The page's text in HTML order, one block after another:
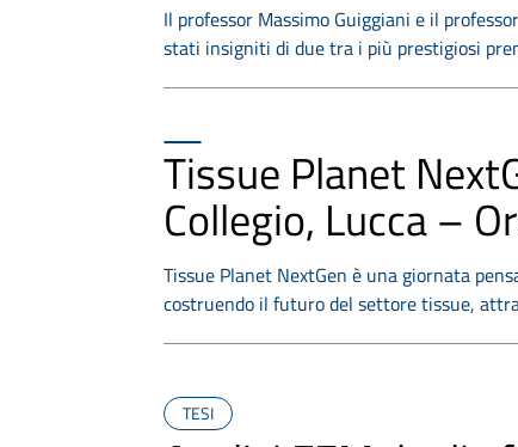
Il professor Massimo Guiggiani e il
stati insigniti di due tra i più prestigiosi
Tissue Planet
Collegio, Lucca –
Tissue Planet NextGen è una giornata
costruendo il futuro del settore tissue,
TESI